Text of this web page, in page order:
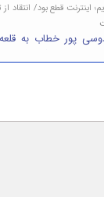
اینترنت قطع بود/ انتقاد
پور خطاب به
بودیم، شما در ویلای